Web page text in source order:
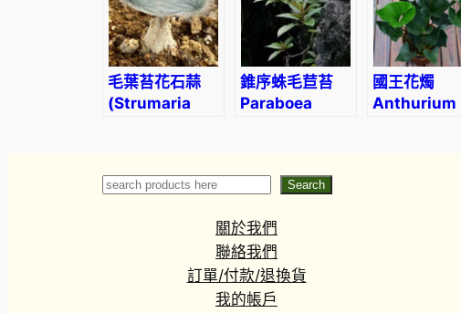
毛葉苔花石蒜
(Strumaria
錐序蛛毛苣苔
Paraboea
國王花燭
Anthurium
Search Search
關於我們
聯絡我們
訂單/付款/退換貨
我的帳戶